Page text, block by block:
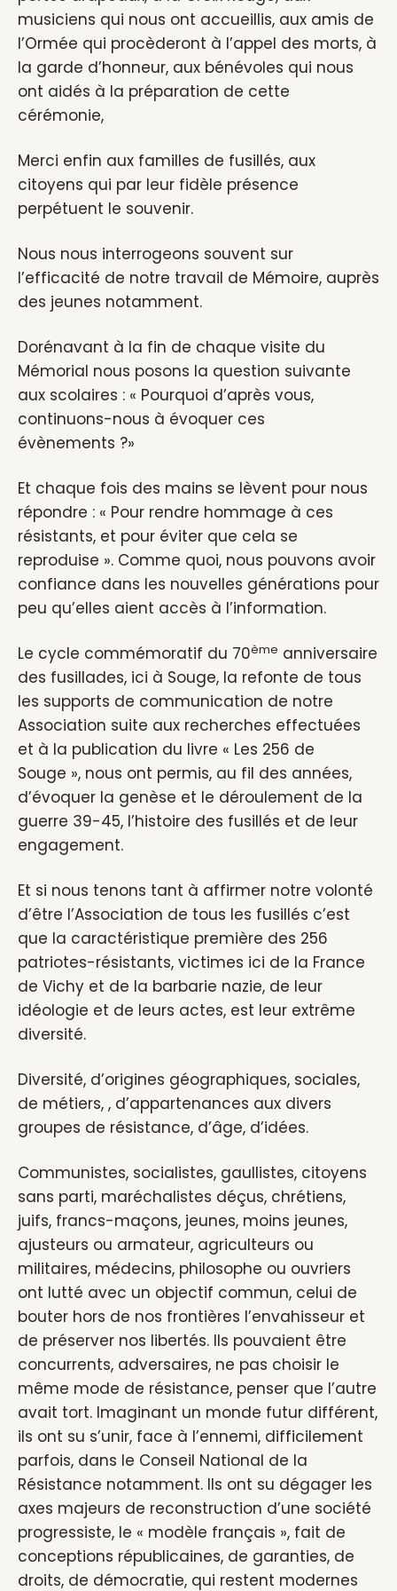
musiciens qui nous ont accueillis, aux amis de
l’Ormée qui procèderont à l’appel des morts, à
la garde d’honneur, aux bénévoles qui nous
ont aidés à la préparation de cette
cérémonie,
Merci enfin aux familles de fusillés, aux
citoyens qui par leur fidèle présence
perpétuent le souvenir.
Nous nous interrogeons souvent sur
l’efficacité de notre travail de Mémoire, auprès
des jeunes notamment.
Dorénavant à la fin de chaque visite du
Mémorial nous posons la question suivante
aux scolaires : « Pourquoi d’après vous,
continuons-nous à évoquer ces
évènements ?»
Et chaque fois des mains se lèvent pour nous
répondre : « Pour rendre hommage à ces
résistants, et pour éviter que cela se
reproduise ». Comme quoi, nous pouvons avoir
confiance dans les nouvelles générations pour
peu qu’elles aient accès à l’information.
Le cycle commémoratif du 70ème anniversaire
des fusillades, ici à Souge, la refonte de tous
les supports de communication de notre
Association suite aux recherches effectuées
et à la publication du livre « Les 256 de
Souge », nous ont permis, au fil des années,
d’évoquer la genèse et le déroulement de la
guerre 39-45, l’histoire des fusillés et de leur
engagement.
Et si nous tenons tant à affirmer notre volonté
d’être l’Association de tous les fusillés c’est
que la caractéristique première des 256
patriotes-résistants, victimes ici de la France
de Vichy et de la barbarie nazie, de leur
idéologie et de leurs actes, est leur extrême
diversité.
Diversité, d’origines géographiques, sociales,
de métiers, , d’appartenances aux divers
groupes de résistance, d’âge, d’idées.
Communistes, socialistes, gaullistes, citoyens
sans parti, maréchalistes déçus, chrétiens,
juifs, francs-maçons, jeunes, moins jeunes,
ajusteurs ou armateur, agriculteurs ou
militaires, médecins, philosophe ou ouvriers
ont lutté avec un objectif commun, celui de
bouter hors de nos frontières l’envahisseur et
de préserver nos libertés. Ils pouvaient être
concurrents, adversaires, ne pas choisir le
même mode de résistance, penser que l’autre
avait tort. Imaginant un monde futur différent,
ils ont su s’unir, face à l’ennemi, difficilement
parfois, dans le Conseil National de la
Résistance notamment. Ils ont su dégager les
axes majeurs de reconstruction d’une société
progressiste, le « modèle français », fait de
conceptions républicaines, de garanties, de
droits, de démocratie, qui restent modernes